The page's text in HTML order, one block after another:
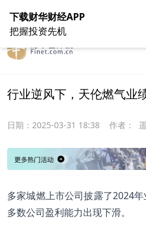
在线客服 关于我们
行业逆风下，天伦燃气业
日期： 2025-03-31 18:38 作者：
多家城燃上市公司披露了2024
多数公司盈利能力出现下滑。
下载财华财经APP
把握投资先机